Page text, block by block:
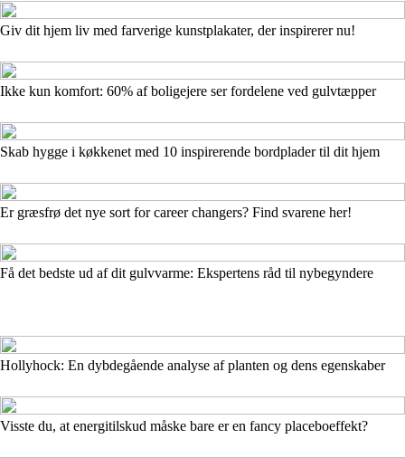
Giv dit hjem liv med farverige kunstplakater, der inspirerer nu!
Ikke kun komfort: 60% af boligejere ser fordelene ved gulvtæpper
Skab hygge i køkkenet med 10 inspirerende bordplader til dit hjem
Er græsfrø det nye sort for career changers? Find svarene her!
Få det bedste ud af dit gulvvarme: Ekspertens råd til nybegyndere
Hollyhock: En dybdegående analyse af planten og dens egenskaber
Visste du, at energitilskud måske bare er en fancy placeboeffekt?